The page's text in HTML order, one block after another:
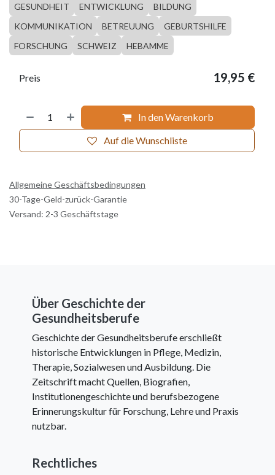
GESUNDHEIT ENTWICKLUNG
BILDUNG
KOMMUNIKATION
BETREUUNG
GEBURTSHILFE
FORSCHUNG
SCHWEIZ HEBAMME
In den Warenkorb
Auf die Wunschliste
Preis 19,95 €
Allgemeine Geschäftsbedingungen
30-Tage-Geld-zurück-Garantie
Versand: 2-3 Geschäftstage
Über Geschichte der
Gesundheitsberufe
Geschichte der Gesundheitsberufe erschließt
historische Entwicklungen in Pflege, Medizin,
Therapie, Sozialwesen und Ausbildung. Die
Zeitschrift macht Quellen, Biografien,
Institutionengeschichte und berufsbezogene
Erinnerungskultur für Forschung, Lehre und Praxis
nutzbar.
Rechtliches